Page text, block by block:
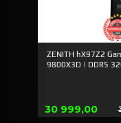
ZENITH hX97Z2
9800X3D | DDR5
Tilbud
30 999,00